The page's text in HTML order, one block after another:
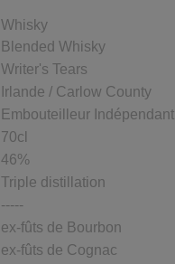
Whisky
Blended Whisky
Writer's Tears
Irlande / Carlow County
Embouteilleur Indépendant
70cl
46%
Triple distillation
-----
ex-fûts de Bourbon
ex-fûts de Cognac